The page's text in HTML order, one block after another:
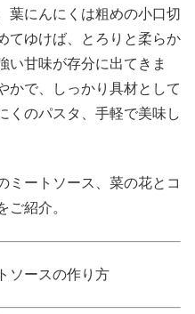
葉にんにくは粗めの小口切
てゆけば、とろりと柔らか
い甘味が存分に出てきま
かで、しっかり具材として
くのパスタ、手軽で美味し
ミートソース、菜の花とコ
ご紹介。
ソースの作り方